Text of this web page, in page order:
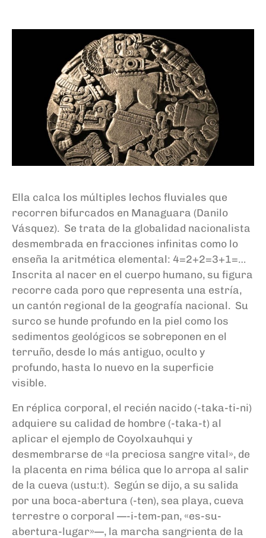
Ella calca los múltiples lechos fluviales que
recorren bifurcados en Managuara (Danilo
Vásquez). Se trata de la globalidad nacionalista
desmembrada en fracciones infinitas como lo
enseña la aritmética elemental: 4=2+2=3+1=…
Inscrita al nacer en el cuerpo humano, su figura
recorre cada poro que representa una estría,
un cantón regional de la geografía nacional. Su
surco se hunde profundo en la piel como los
sedimentos geológicos se sobreponen en el
terruño, desde lo más antiguo, oculto y
profundo, hasta lo nuevo en la superficie
visible.
En réplica corporal, el recién nacido (-taka-ti-ni)
adquiere su calidad de hombre (-taka-t) al
aplicar el ejemplo de Coyolxauhqui y
desmembrarse de «la preciosa sangre vital», de
la placenta en rima bélica que lo arropa al salir
de la cueva (ustu:t). Según se dijo, a su salida
por una boca-abertura (-ten), sea playa, cueva
terrestre o corporal —-i-tem-pan, «es-su-
abertura-lugar»—, la marcha sangrienta de la